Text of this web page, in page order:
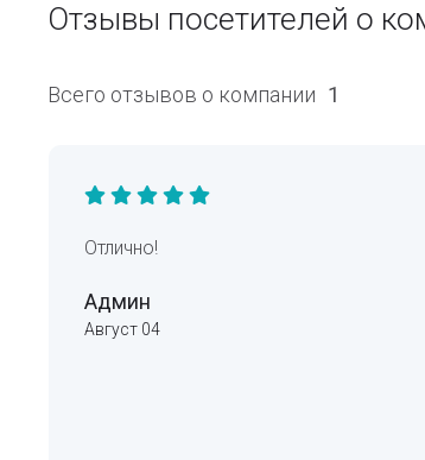
Отзывы посетителей о
Всего отзывов о компании 1
Отлично!
Админ
Август 04